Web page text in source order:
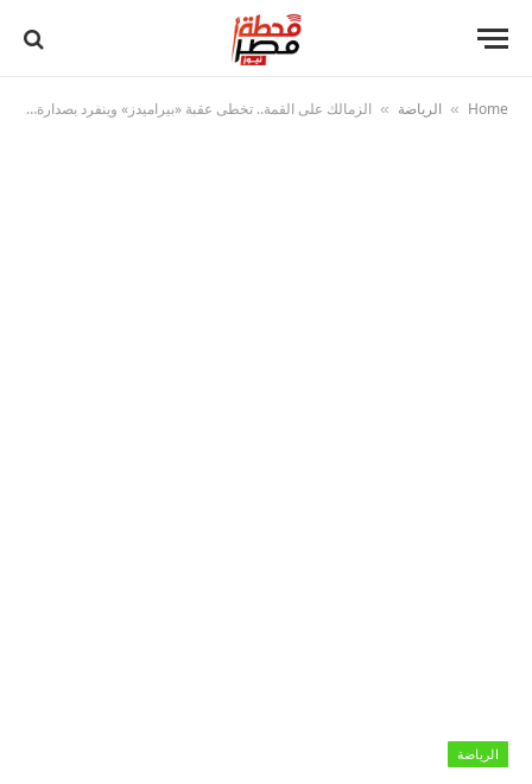
Home
» الرياضة » الزمالك على القمة.. تخطى عقبة «بيراميدز» وينفرد بصدارة الدوري
الرياضة